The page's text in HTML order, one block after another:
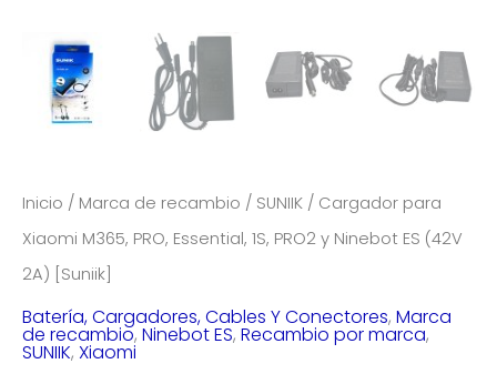
Inicio / Marca de recambio / SUNIIK / Cargador para
Xiaomi M365, PRO, Essential, 1S, PRO2 y Ninebot ES (42V
2A) [Suniik]
Batería, Cargadores, Cables Y Conectores, Marca
de recambio, Ninebot ES, Recambio por marca,
SUNIIK, Xiaomi